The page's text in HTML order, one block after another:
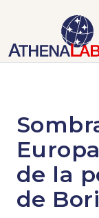
de la
de